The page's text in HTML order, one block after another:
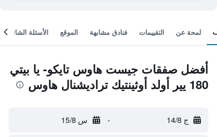
لمحة عن التقييمات فنادق مشابهة الموقع الأسئلة الشائعة
أفضل صفقات جيست هاوس تايكو- يا بيتي
180 يير أولد أوثينتيك تراديشنال هاوس
ج 14/8 - س 15/8